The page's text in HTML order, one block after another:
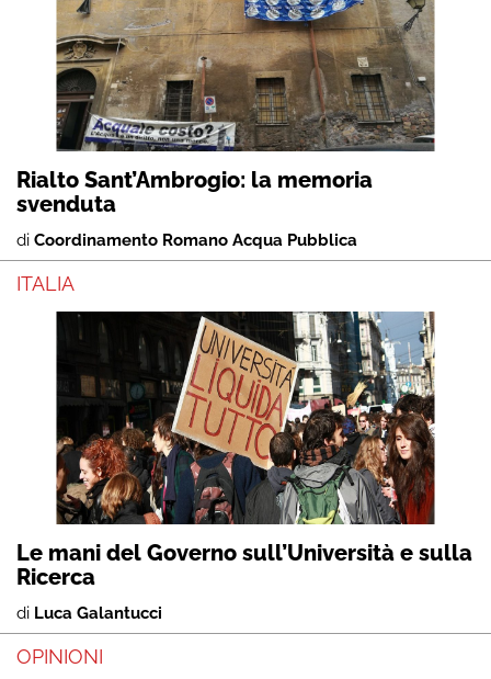
Rialto Sant’Ambrogio: la memoria
svenduta
di Coordinamento Romano Acqua Pubblica
ITALIA
Le mani del Governo sull’Università e sulla
Ricerca
di Luca Galantucci
OPINIONI